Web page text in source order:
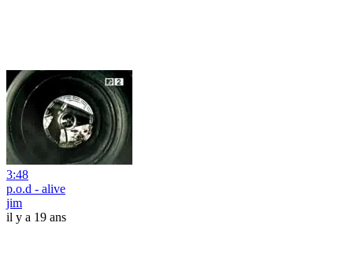
3:48
p.o.d - alive
jim
il y a 19 ans